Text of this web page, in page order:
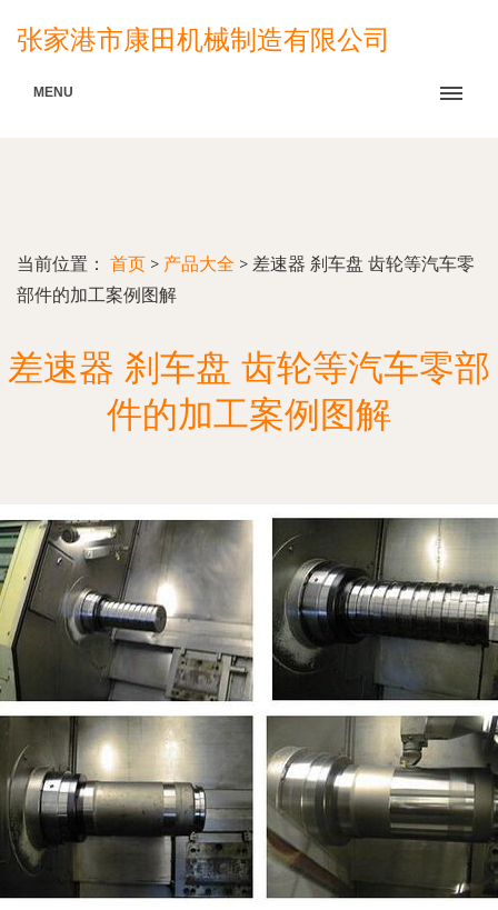
张家港市康田机械制造有限公司
MENU
当前位置： 首页 > 产品大全 > 差速器 刹车盘 齿轮等汽车零
部件的加工案例图解
差速器 刹车盘 齿轮等汽车零部
件的加工案例图解